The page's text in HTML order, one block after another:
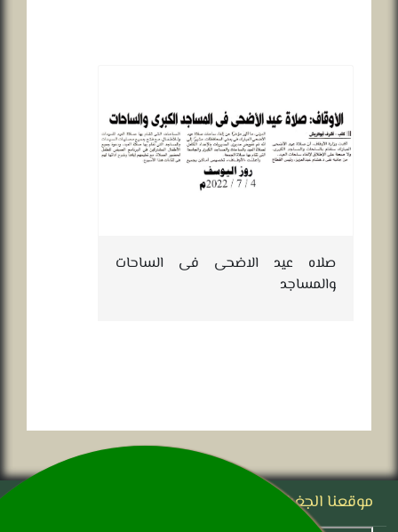
صلاه عيد الاضحى فى الساحات
والمساجد
موقعنا الجغرافي